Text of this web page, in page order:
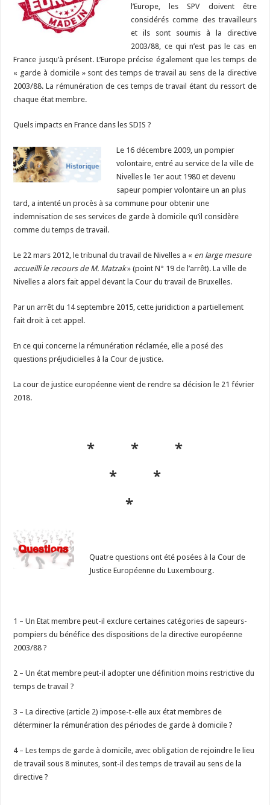
l’Europe, les SPV doivent être
considérés comme des travailleurs
et ils sont soumis à la directive
2003/88, ce qui n’est pas le cas en
France jusqu’à présent. L’Europe précise également que les temps de
« garde à domicile » sont des temps de travail au sens de la directive
2003/88. La rémunération de ces temps de travail étant du ressort de
chaque état membre.
Quels impacts en France dans les SDIS ?
Le 16 décembre 2009, un pompier
volontaire, entré au service de la ville de
Nivelles le 1er aout 1980 et devenu
sapeur pompier volontaire un an plus
tard, a intenté un procès à sa commune pour obtenir une
indemnisation de ses services de garde à domicile qu’il considère
comme du temps de travail.
Le 22 mars 2012, le tribunal du travail de Nivelles a « en large mesure
accueilli le recours de M. Matzak» (point N° 19 de l’arrêt). La ville de
Nivelles a alors fait appel devant la Cour du travail de Bruxelles.
Par un arrêt du 14 septembre 2015, cette juridiction a partiellement
fait droit à cet appel.
En ce qui concerne la rémunération réclamée, elle a posé des
questions préjudicielles à la Cour de justice.
La cour de justice européenne vient de rendre sa décision le 21 février
2018.
* * *
* *
*
Quatre questions ont été posées à la Cour de
Justice Européenne du Luxembourg.
1 – Un Etat membre peut-il exclure certaines catégories de sapeurs-
pompiers du bénéfice des dispositions de la directive européenne
2003/88 ?
2 – Un état membre peut-il adopter une définition moins restrictive du
temps de travail ?
3 – La directive (article 2) impose-t-elle aux état membres de
déterminer la rémunération des périodes de garde à domicile ?
4 – Les temps de garde à domicile, avec obligation de rejoindre le lieu
de travail sous 8 minutes, sont-il des temps de travail au sens de la
directive ?